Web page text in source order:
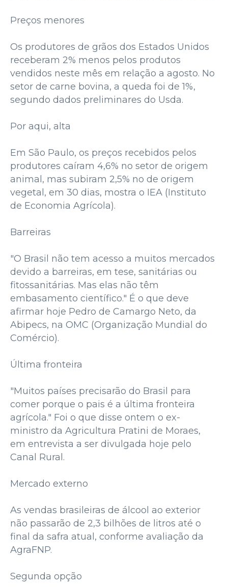
Preços menores
Os produtores de grãos dos Estados Unidos
receberam 2% menos pelos produtos
vendidos neste mês em relação a agosto. No
setor de carne bovina, a queda foi de 1%,
segundo dados preliminares do Usda.
Por aqui, alta
Em São Paulo, os preços recebidos pelos
produtores caíram 4,6% no setor de origem
animal, mas subiram 2,5% no de origem
vegetal, em 30 dias, mostra o IEA (Instituto
de Economia Agrícola).
Barreiras
"O Brasil não tem acesso a muitos mercados
devido a barreiras, em tese, sanitárias ou
fitossanitárias. Mas elas não têm
embasamento científico." É o que deve
afirmar hoje Pedro de Camargo Neto, da
Abipecs, na OMC (Organização Mundial do
Comércio).
Última fronteira
"Muitos países precisarão do Brasil para
comer porque o pais é a última fronteira
agrícola." Foi o que disse ontem o ex-
ministro da Agricultura Pratini de Moraes,
em entrevista a ser divulgada hoje pelo
Canal Rural.
Mercado externo
As vendas brasileiras de álcool ao exterior
não passarão de 2,3 bilhões de litros até o
final da safra atual, conforme avaliação da
AgraFNP.
Segunda opção